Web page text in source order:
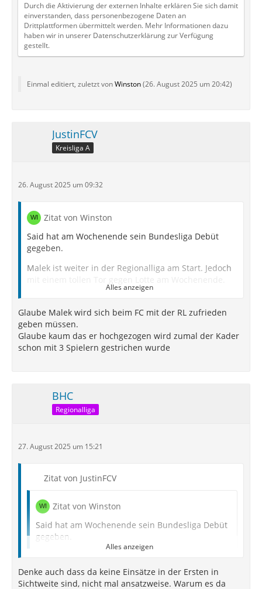
Durch die Aktivierung der externen Inhalte erklären Sie sich damit
einverstanden, dass personenbezogene Daten an
Drittplattformen übermittelt werden. Mehr Informationen dazu
haben wir in unserer Datenschutzerklärung zur Verfügung
gestellt.
Einmal editiert, zuletzt vonWinston(26. August 2025 um 20:42)
JustinFCV
Kreisliga A
26. August 2025 um 09:32
Zitat von Winston
Said hat am Wochenende sein Bundesliga Debüt
gegeben.
Malek ist weiter in der Regionalliga am Start. Jedoch
am Wochende auch sein erstes Tor geschossen.
Lofolomo ist in Belgien in drei von fünf Spielen kurz
vor Schluss eingewechselt worden.
Keita ist anscheinend verletzt und dementsprechend
auch noch Einsatz bei Anderlecht.
Externer Inhalt
Inhalte von externen Seiten werden ohne Ihre
Zustimmung nicht automatisch geladen und
angezeigt.
Alle externen Inhalte anzeigen
damit einverstanden, dass personenbezogene Daten an
Drittplattformen übermittelt werden. Mehr Informationen
Alles anzeigen
Glaube Malek wird sich beim FC mit der RL zufrieden
geben müssen.
Glaube kaum das er hochgezogen wird zumal der Kader
schon mit 3 Spielern gestrichen wurde
BHC
Regionalliga
27. August 2025 um 15:21
Zitat von JustinFCV
Zitat von Winston
Said hat am Wochenende sein Bundesliga Debüt
gegeben.
Jedoch mit einem tollen Tor gegen Lotte am
Wochenende.
Alles anzeigen
Alles anzeigen
Denke auch dass da keine Einsätze in der Ersten in
Sichtweite sind, nicht mal ansatzweise. Warum es da